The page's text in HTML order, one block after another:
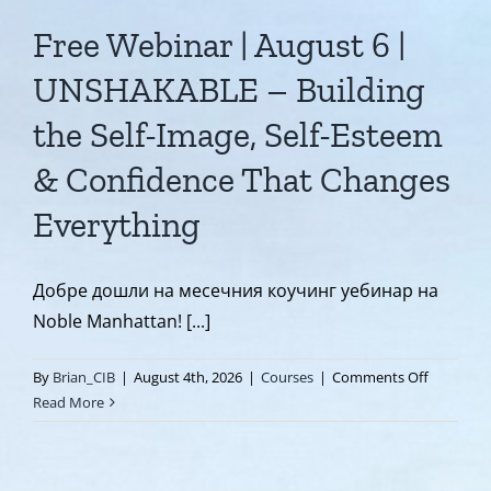
Free Webinar | August 6 |
UNSHAKABLE – Building
the Self-Image, Self-Esteem
& Confidence That Changes
Everything
Добре дошли на месечния коучинг уебинар на
Noble Manhattan! [...]
By Brian_CIB | August 4th, 2026 | Courses | Comments Offon
Webinar
Read More